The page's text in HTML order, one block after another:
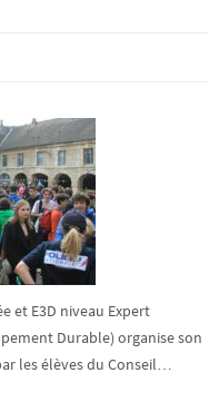
et E3D niveau Expert
Durable) organise son
les élèves du Conseil…